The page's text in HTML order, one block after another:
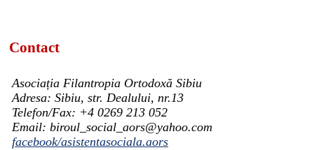
Contact
Asociația Filantropia Ortodoxă Sibiu
Adresa: Sibiu, str. Dealului, nr.13
Telefon/Fax: +4 0269 213 052
Email: biroul_social_aors@yahoo.com
facebook/asistentasociala.aors